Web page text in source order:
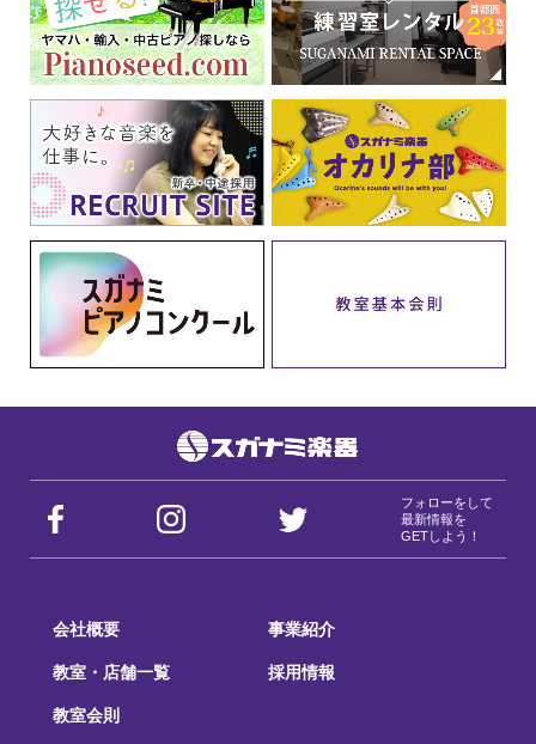
フォローをして
最新情報を
GETしよう！
会社概要 事業紹介
教室・店舗一覧 採用情報
教室会則